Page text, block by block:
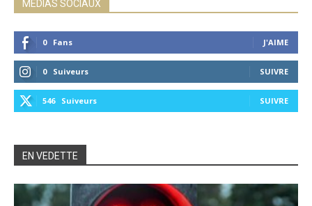
MÉDIAS SOCIAUX
0 Fans J'AIME
0 Suiveurs SUIVRE
546 Suiveurs SUIVRE
EN VEDETTE